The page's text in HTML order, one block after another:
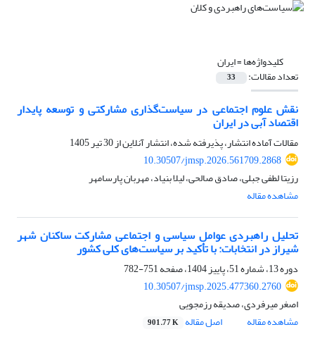
کلیدواژه‌ها =ایران
تعداد مقالات: 33
نقش علوم اجتماعی در سیاست‌گذاری مشارکتی و توسعه پایدار
اقتصاد آبی در ایران
مقالات آماده انتشار، پذیرفته شده، انتشار آنلاین از30 تیر 1405
10.30507/jmsp.2026.561709.2868
رزیتا لطفی جبلی، صادق صالحی، لیلا بنیاد، مهربان پارسامهر
مشاهده مقاله
تحلیل راهبردی عوامل سیاسی و اجتماعی مشارکت ساکنان شهر
شیراز در انتخابات: با تأکید بر سیاست‌های کلی کشور
دوره 13، شماره 51، پاییز 1404، صفحه
751-782
10.30507/jmsp.2025.477360.2760
اصغر میرفردی، صدیقه رزمجویی
مشاهده مقاله
اصل مقاله 901.77 K